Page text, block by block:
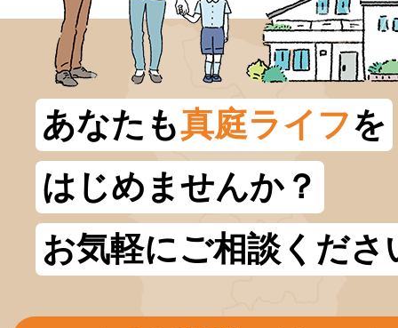
あなたも真庭ライフを
はじめませんか？
お気軽にご相談くださ